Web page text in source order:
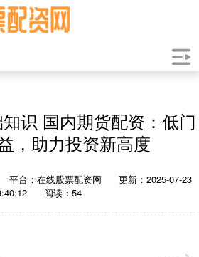
识 国内期货配资：低门
，助力投资新高度
平台：在线股票配资网
更新：2025-07-23
阅读：54